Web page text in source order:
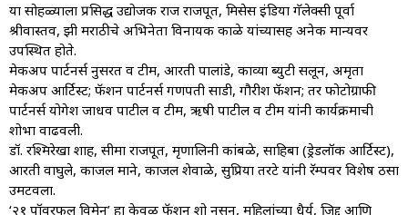
या सोहळ्याला प्रसिद्ध उद्योजक राज राजपूत, मिसेस इंडिया गॅलेक्सी पूर्वा
श्रीवास्तव, झी मराठीचे अभिनेता विनायक काळे यांच्यासह अनेक मान्यवर
उपस्थित होते.
मेकअप पार्टनर्स नुसरत व टीम, आरती पालांडे, काव्या ब्युटी सलून, अमृता
मेकअप आर्टिस्ट; फॅशन पार्टनर्स गणपती साडी, गौरीश फॅशन; तर फोटोग्राफी
पार्टनर्स योगेश जाधव पाटील व टीम, ऋषी पाटील व टीम यांनी कार्यक्रमाची
शोभा वाढवली.
डॉ. रश्मिरेखा शाह, सीमा राजपूत, मृणालिनी कांबळे, साहिबा (ड्रेडलॉक आर्टिस्ट),
आरती वाघुले, काजल माने, काजल शेवाळे, सुप्रिया तरटे यांनी रॅम्पवर विशेष ठसा
उमटवला.
‘२१ पॉवरफुल विमेन’ हा केवळ फॅशन शो नसून, महिलांच्या धैर्य, जिद्द आणि